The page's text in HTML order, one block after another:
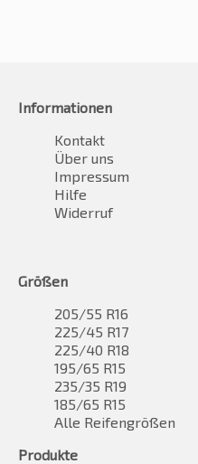
Informationen
Kontakt
Über uns
Impressum
Hilfe
Widerruf
Größen
205/55 R16
225/45 R17
225/40 R18
195/65 R15
235/35 R19
185/65 R15
Alle Reifengrößen
Produkte